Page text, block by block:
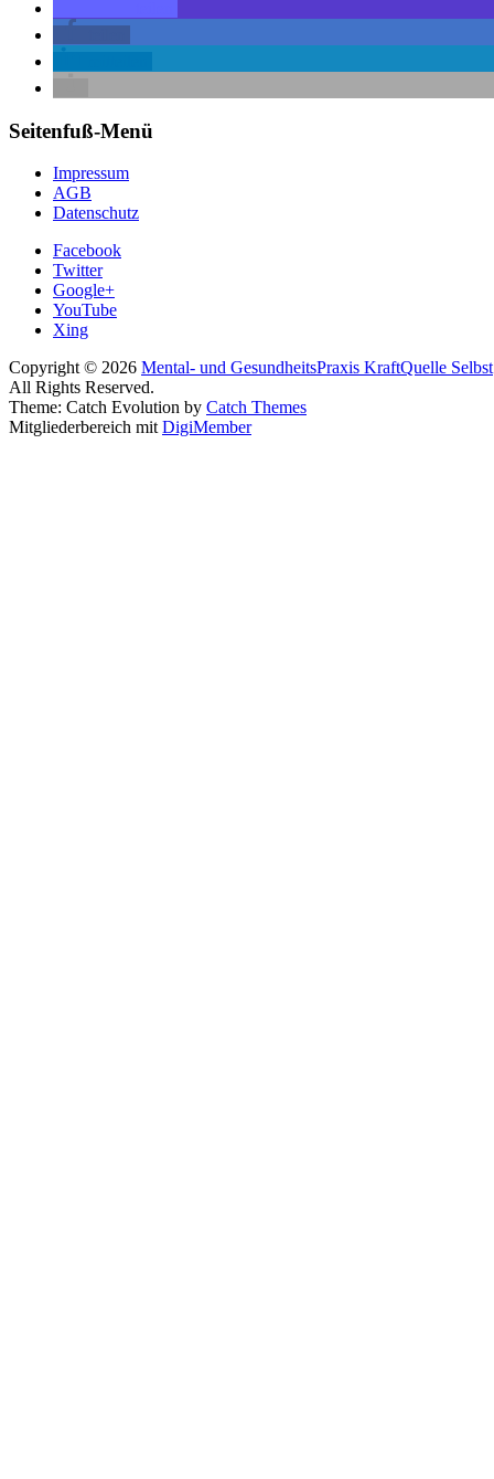
Seitenfuß-Menü
Impressum
AGB
Datenschutz
Facebook
Twitter
Google+
YouTube
Xing
Copyright © 2026 Mental- und GesundheitsPraxis KraftQuelle Selbst
All Rights Reserved.
Theme: Catch Evolution by Catch Themes
Mitgliederbereich mitDigiMember